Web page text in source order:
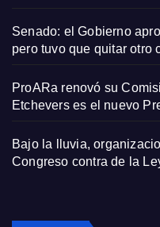
Senado: el Gobierno
pero tuvo que quitar otro
ProARa renovó su
Etchevers es el nuevo
Bajo la lluvia,
Congreso contra de la